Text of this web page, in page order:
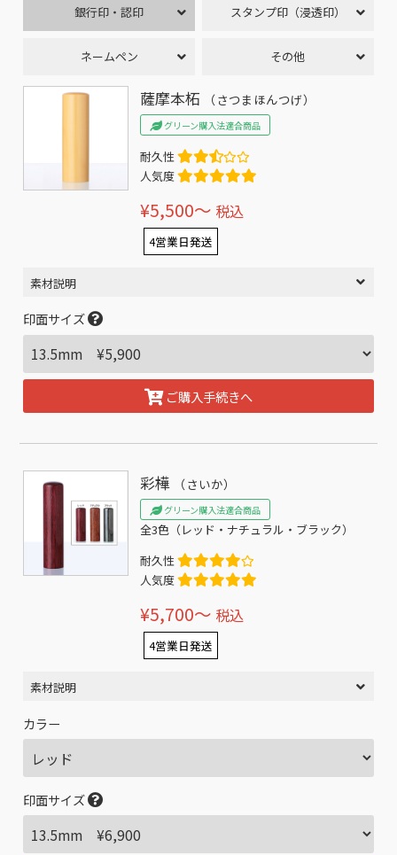
銀行印・認印 スタンプ印（浸透印）
ネームペン その他
薩摩本柘 （さつまほんつげ）
グリーン購入法適合商品
耐久性
人気度
¥5,500〜 税込
4営業日発送
素材説明
印面サイズ
ご購入手続きへ
彩樺 （さいか）
グリーン購入法適合商品
全3色（レッド・ナチュラル・ブラック）
耐久性
人気度
¥5,700〜 税込
4営業日発送
素材説明
カラー
印面サイズ